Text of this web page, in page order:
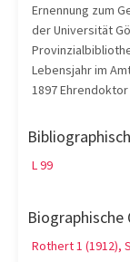
Ernennung zum
der Universität
Lebensjahr im
1897
L 99
Biographische
Rothert 1 (1912),